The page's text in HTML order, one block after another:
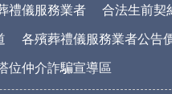
禮儀服務業者 合法生前契
各殯葬禮儀服務業者公告
位仲介詐騙宣導區